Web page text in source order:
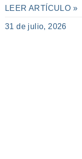
LEER ARTÍCULO »
31 de julio, 2026